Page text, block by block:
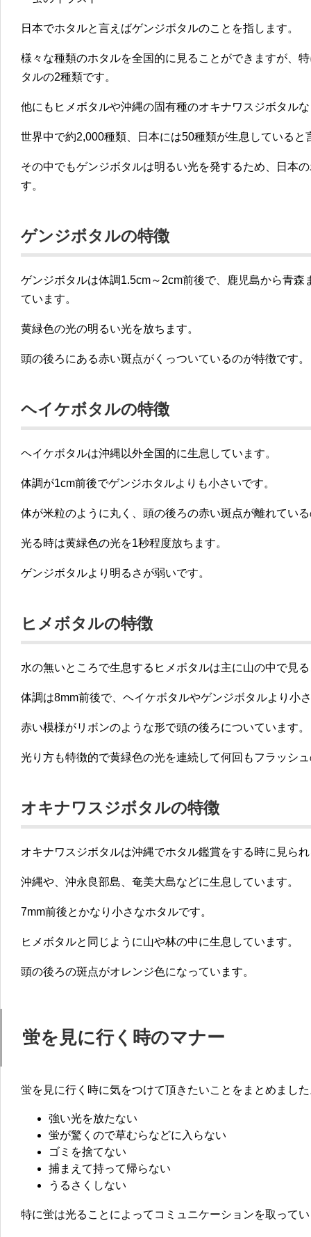
日本でホタルと言えばゲンジボタルのことを指します。
様々な種類のホタルを全国的に見ることができますが、
タルの2種類です。
他にもヒメボタルや沖縄の固有種のオキナワスジボタル
世界中で約2,000種類、日本には50種類が生息していると
その中でもゲンジボタルは明るい光を発するため、日本
す。
ゲンジボタルの特徴
ゲンジボタルは体調1.5cm～2cm前後で、鹿児島から青
ています。
黄緑色の光の明るい光を放ちます。
頭の後ろにある赤い斑点がくっついているのが特徴です。
ヘイケボタルの特徴
ヘイケボタルは沖縄以外全国的に生息しています。
体調が1cm前後でゲンジホタルよりも小さいです。
体が米粒のように丸く、頭の後ろの赤い斑点が離れてい
光る時は黄緑色の光を1秒程度放ちます。
ゲンジボタルより明るさが弱いです。
ヒメボタルの特徴
水の無いところで生息するヒメボタルは主に山の中で見
体調は8mm前後で、ヘイケボタルやゲンジボタルより小
赤い模様がリボンのような形で頭の後ろについています。
光り方も特徴的で黄緑色の光を連続して何回もフラッシ
オキナワスジボタルの特徴
オキナワスジボタルは沖縄でホタル鑑賞をする時に見ら
沖縄や、沖永良部島、奄美大島などに生息しています。
7mm前後とかなり小さなホタルです。
ヒメボタルと同じように山や林の中に生息しています。
頭の後ろの斑点がオレンジ色になっています。
蛍を見に行く時のマナー
蛍を見に行く時に気をつけて頂きたいことをまとめまし
強い光を放たない
蛍が驚くので草むらなどに入らない
ゴミを捨てない
捕まえて持って帰らない
うるさくしない
特に蛍は光ることによってコミュニケーションを取って